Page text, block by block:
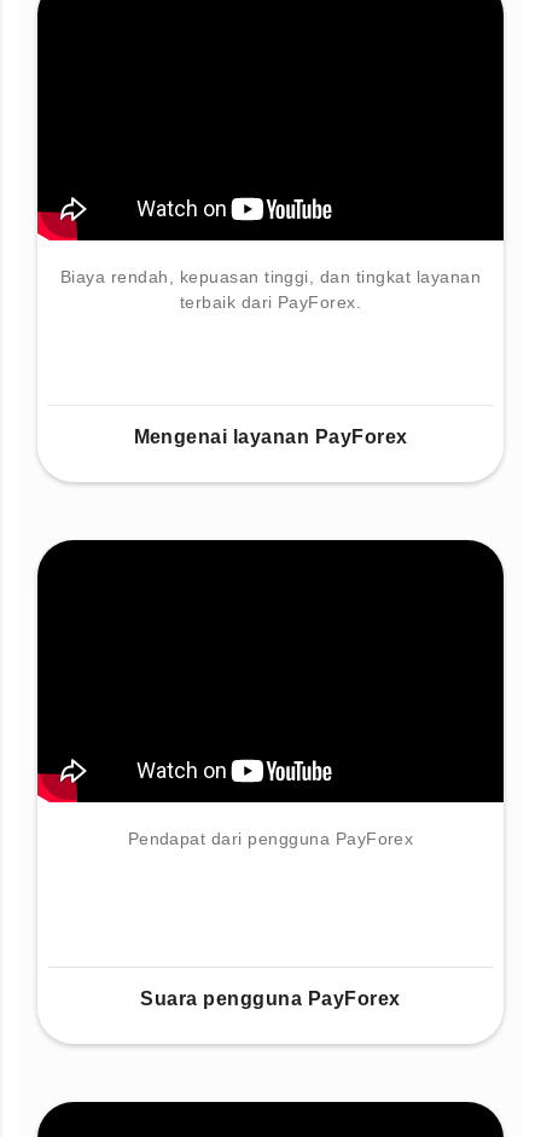
Biaya rendah, kepuasan tinggi, dan tingkat layanan
terbaik dari PayForex.
Mengenai layanan PayForex
Pendapat dari pengguna PayForex
Suara pengguna PayForex